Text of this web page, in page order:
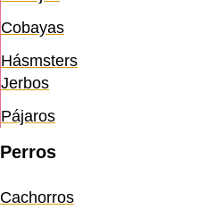
Cobayas
Hásmsters
Jerbos
Pájaros
Perros
Cachorros